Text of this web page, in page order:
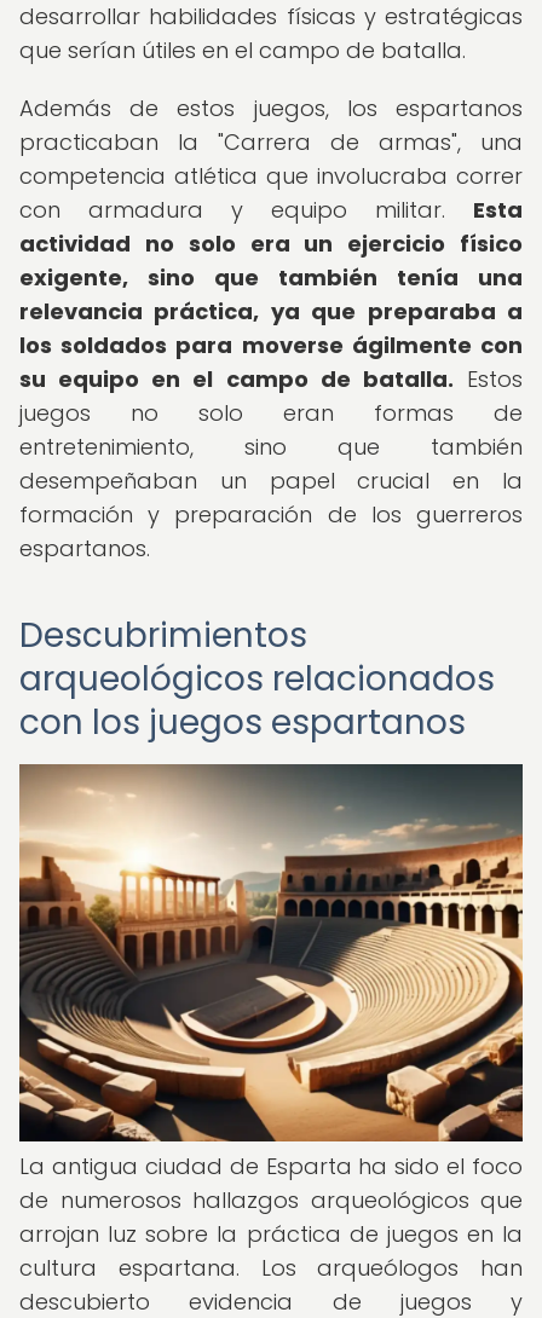
desarrollar habilidades físicas y estratégicas
que serían útiles en el campo de batalla.
Además de estos juegos, los espartanos
practicaban la "Carrera de armas", una
competencia atlética que involucraba correr
con armadura y equipo militar. Esta
actividad no solo era un ejercicio físico
exigente, sino que también tenía una
relevancia práctica, ya que preparaba a
los soldados para moverse ágilmente con
su equipo en el campo de batalla. Estos
juegos no solo eran formas de
entretenimiento, sino que también
desempeñaban un papel crucial en la
formación y preparación de los guerreros
espartanos.
Descubrimientos
arqueológicos relacionados
con los juegos espartanos
La antigua ciudad de Esparta ha sido el foco
de numerosos hallazgos arqueológicos que
arrojan luz sobre la práctica de juegos en la
cultura espartana. Los arqueólogos han
descubierto evidencia de juegos y